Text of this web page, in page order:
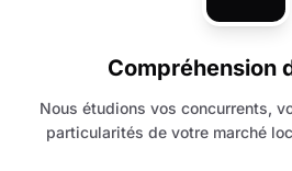
Compréhension
Nous étudions vos concurrents,
particularités de votre marché